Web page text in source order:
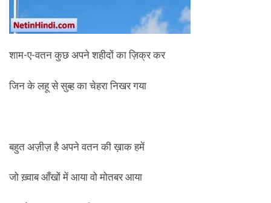
शाम-ए-वतन कुछ अपने शहीदों का ज़िक्र कर
जिन के लहू से सुब्ह का चेहरा निखर गया
बहुत अज़ीज़ है अपने वतन की ख़ाक हमें
जो ख़्वाब आँखों में आया वो मोतबर आया